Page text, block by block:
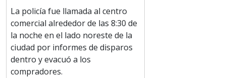
La policía fue llamada al centro
comercial alrededor de las 8:30 de
la noche en el lado noreste de la
ciudad por informes de disparos
dentro y evacuó a los
compradores.